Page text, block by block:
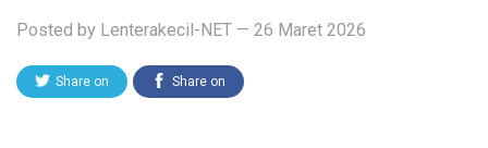
Posted by Lenterakecil-NET — 26 Maret 2026
Share on Share on